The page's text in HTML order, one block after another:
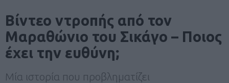
Βίντεο ντροπής από τον
Μαραθώνιο του Σικάγο – Ποιος
έχει την ευθύνη;
Μία ιστορία που προβληματίζει